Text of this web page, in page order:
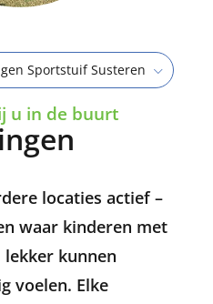
Sportstuif Susteren
u in de buurt
locaties actief –
waar kinderen met
lekker kunnen
voelen. Elke